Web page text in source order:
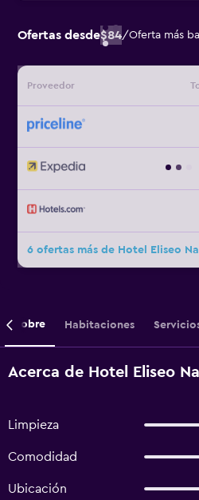
Ofertas desde$84/Oferta más
Proveedor
6 ofertas más de Hotel Eliseo
Sobre Habitaciones
Acerca de Hotel Eliseo
Limpieza
Comodidad
Ubicación